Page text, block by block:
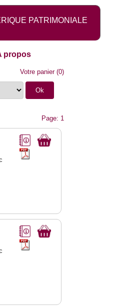
PATRIMONIALE
propos
Votre panier(0)
Page: 1